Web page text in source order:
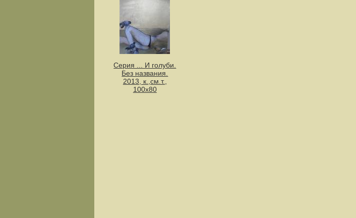
Серия ... И голуби.
Без названия.
2013, к.,см.т.,
100х80